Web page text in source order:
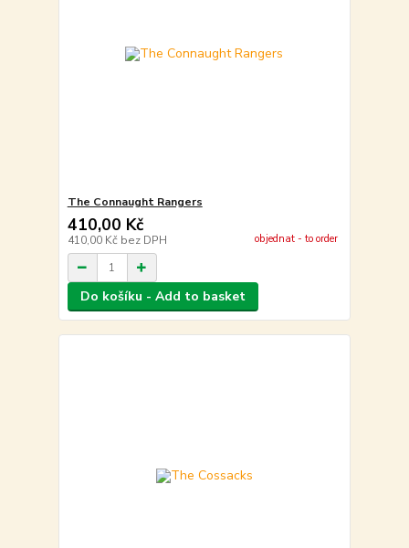
The Connaught Rangers
410,00 Kč
410,00 Kč bez DPH objednat - to order
Do košíku - Add to basket